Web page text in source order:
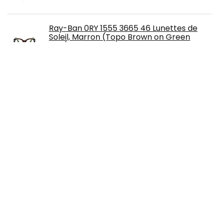
Ray-Ban 0RY 1555 3665 46 Lunettes de
Soleil, Marron (Topo Brown on Green
Fluo), Mixte Enfant